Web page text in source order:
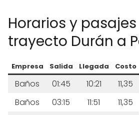
Horarios y
trayecto Durán a
Empresa Salida Llegada Costo
Baños 01:45 10:21
11,35
Baños
03:15 11:51
11,35